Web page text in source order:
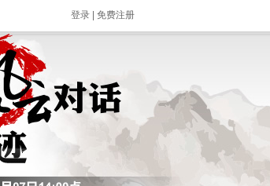
登录 免费注册